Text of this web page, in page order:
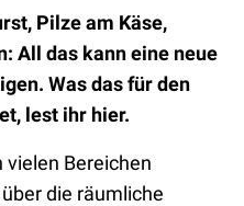
Pilze am Käse,
All das kann eine neue
Was das für den
lest ihr hier.
vielen Bereichen
die räumliche